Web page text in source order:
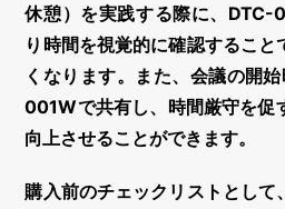
休憩）を実践する際に、DTC-
り時間を視覚的に確認するこ
くなります。また、会議の開
001Wで共有し、時間厳守を促
向上させることができます。
購入前のチェックリストとして